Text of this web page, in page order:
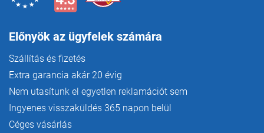
Előnyök az ügyfelek számára
Szállítás és fizetés
Extra garancia akár 20 évig
Nem utasítunk el egyetlen reklamációt sem
Ingyenes visszaküldés 365 napon belül
Céges vásárlás